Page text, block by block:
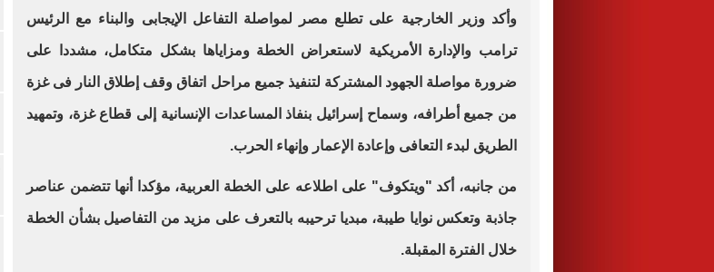
وأكد وزير الخارجية على تطلع مصر لمواصلة التفاعل الإيجابى والبناء مع الرئيس
ترامب والإدارة الأمريكية لاستعراض الخطة ومزاياها بشكل متكامل، مشددا على
ضرورة مواصلة الجهود المشتركة لتنفيذ جميع مراحل اتفاق وقف إطلاق النار فى غزة
من جميع أطرافه، وسماح إسرائيل بنفاذ المساعدات الإنسانية إلى قطاع غزة، وتمهيد
الطريق لبدء التعافى وإعادة الإعمار وإنهاء الحرب.
من جانبه، أكد "ويتكوف" على اطلاعه على الخطة العربية، مؤكدا أنها تتضمن عناصر
جاذبة وتعكس نوايا طيبة، مبديا ترحيبه بالتعرف على مزيد من التفاصيل بشأن الخطة
خلال الفترة المقبلة.